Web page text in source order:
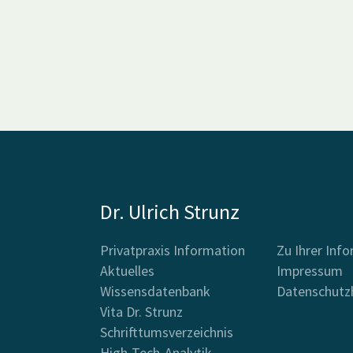
Dr. Ulrich Strunz
Privatpraxis Information
Aktuelles
Wissensdatenbank
Vita Dr. Strunz
Schrifttumsverzeichnis
Zu Ihrer
Impressum